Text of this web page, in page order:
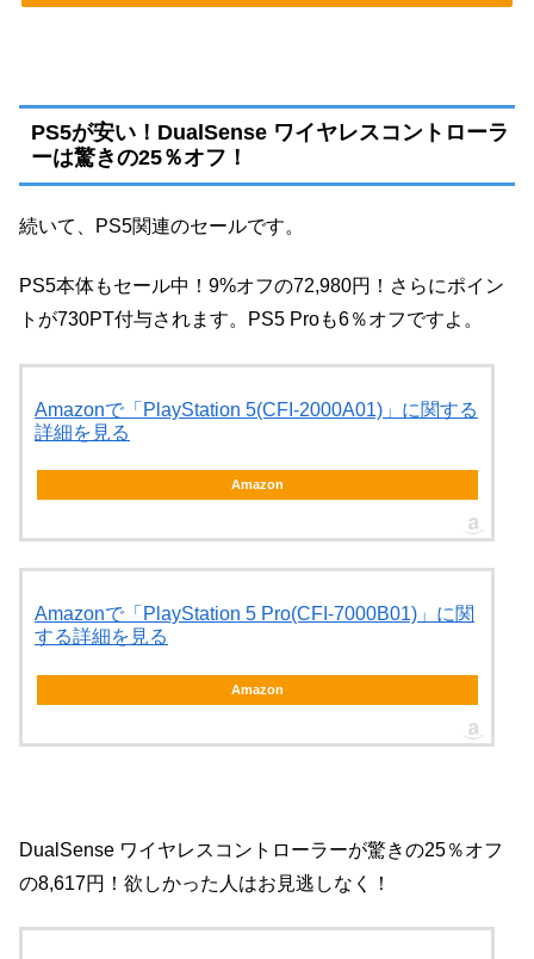
PS5が安い！DualSense ワイヤレスコントローラ
ーは驚きの25％オフ！
続いて、PS5関連のセールです。
PS5本体もセール中！9%オフの72,980円！さらにポイン
トが730PT付与されます。PS5 Proも6％オフですよ。
Amazonで「PlayStation 5(CFI-2000A01)」に関する
詳細を見る
Amazon
Amazonで「PlayStation 5 Pro(CFI-7000B01)」に関
する詳細を見る
Amazon
DualSense ワイヤレスコントローラーが驚きの25％オフ
の8,617円！欲しかった人はお見逃しなく！